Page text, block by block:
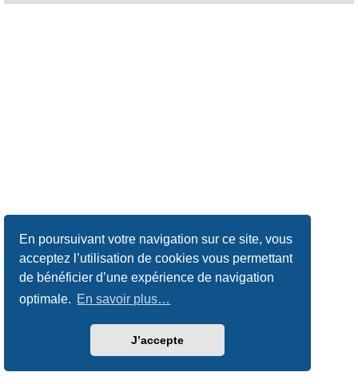
En poursuivant votre navigation sur ce site, vous
acceptez l’utilisation de cookies vous permettant
de bénéficier d’une expérience de navigation
optimale. En savoir plus…
J’accepte